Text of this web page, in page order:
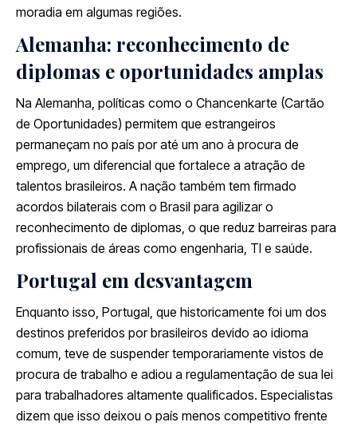
moradia em algumas regiões.
Alemanha: reconhecimento de
diplomas e oportunidades amplas
Na Alemanha, políticas como o Chancenkarte (Cartão
de Oportunidades) permitem que estrangeiros
permaneçam no país por até um ano à procura de
emprego, um diferencial que fortalece a atração de
talentos brasileiros. A nação também tem firmado
acordos bilaterais com o Brasil para agilizar o
reconhecimento de diplomas, o que reduz barreiras para
profissionais de áreas como engenharia, TI e saúde.
Portugal em desvantagem
Enquanto isso, Portugal, que historicamente foi um dos
destinos preferidos por brasileiros devido ao idioma
comum, teve de suspender temporariamente vistos de
procura de trabalho e adiou a regulamentação de sua lei
para trabalhadores altamente qualificados. Especialistas
dizem que isso deixou o país menos competitivo frente